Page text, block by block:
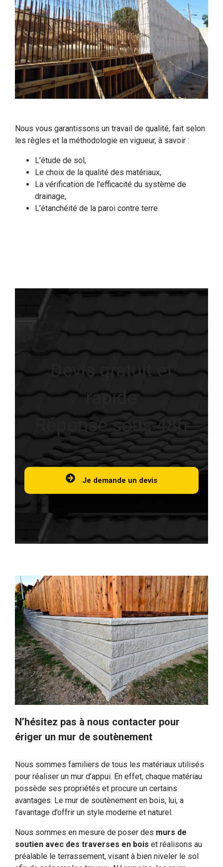
Nous vous garantissons un travail de qualité, fait selon
les règles et la méthodologie en vigueur, à savoir :
L’étude de sol,
Le choix de la qualité des matériaux,
La vérification de l’efficacité du système de
drainage,
L’étanchéité de la paroi contre terre.
Devis gratuit et
rapide
Réponse sous 48h
Je demande un devis
N’hésitez pas à nous contacter pour
ériger un mur de soutènement
Nous sommes familiers de tous les matériaux utilisés
pour réaliser un mur d’appui. En effet, chaque matériau
possède ses propriétés et procure un certains
avantages. Le mur de soutènement en bois, lui, a
l’avantage d’offrir un style moderne et naturel.
Nous sommes en mesure de poser des murs de
soutien avec des traverses en bois et réalisons au
préalable le terrassement, visant à bien niveler le sol